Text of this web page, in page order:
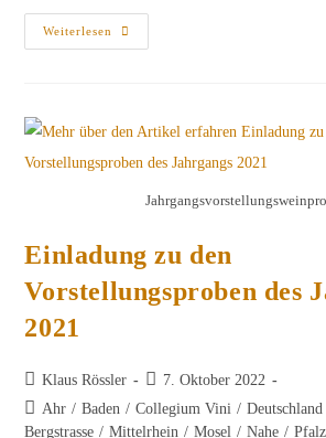
Weiterlesen
Zweite
Vorstellungsprobe
Einladung zu den
Vorstellungsproben des
2021
Beitrags-
Autor:
Klaus Rössler
Beitrag
veröffentlicht:
7. Oktober 2022
Beitrags-
Kategorie:
Ahr / Baden / Collegium Vini / Deutschland
Bergstrasse / Mittelrhein / Mosel / Nahe / Pfalz